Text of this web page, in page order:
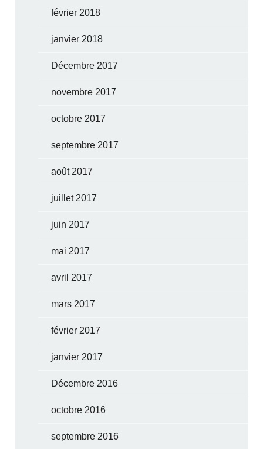
février 2018
janvier 2018
Décembre 2017
novembre 2017
octobre 2017
septembre 2017
août 2017
juillet 2017
juin 2017
mai 2017
avril 2017
mars 2017
février 2017
janvier 2017
Décembre 2016
octobre 2016
septembre 2016